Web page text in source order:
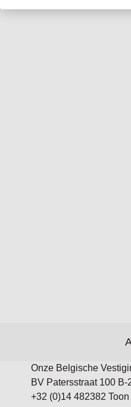
Onze Belgische
BV Patersstraat 100 B-
+32 (0)14 482382